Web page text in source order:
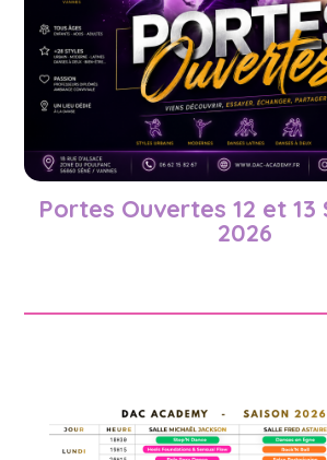
Portes Ouvertes 12 et
2026